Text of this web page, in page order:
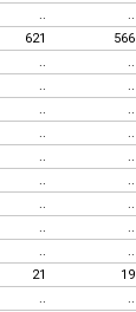
.. ..
621 566
.. ..
.. ..
.. ..
.. ..
.. ..
.. ..
.. ..
.. ..
.. ..
21 19
.. ..